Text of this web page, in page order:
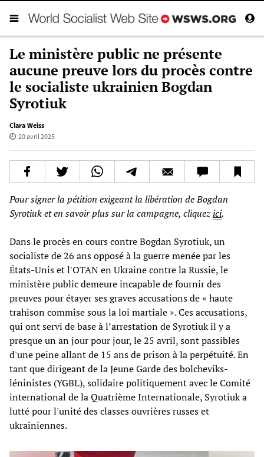
Le ministère public ne présente
aucune preuve lors du procès contre
le socialiste ukrainien Bogdan
Syrotiuk
Clara Weiss
20 avril 2025
Pour signer la pétition exigeant la libération de Bogdan
Syrotiuk et en savoir plus sur la campagne, cliquezici.
Dans le procès en cours contre Bogdan Syrotiuk, un
socialiste de 26 ans opposé à la guerre menée par les
États-Unis et l'OTAN en Ukraine contre la Russie, le
ministère public demeure incapable de fournir des
preuves pour étayer ses graves accusations de « haute
trahison commise sous la loi martiale ». Ces accusations,
qui ont servi de base à l’arrestation de Syrotiuk il y a
presque un an jour pour jour, le 25 avril, sont passibles
d'une peine allant de 15 ans de prison à la perpétuité. En
tant que dirigeant de la Jeune Garde des bolcheviks-
léninistes (YGBL), solidaire politiquement avec le Comité
international de la Quatrième Internationale, Syrotiuk a
lutté pour l'unité des classes ouvrières russes et
ukrainiennes.